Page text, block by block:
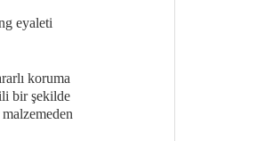
eyaleti
koruma
bir şekilde